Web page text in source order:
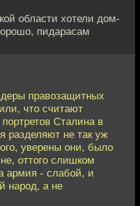
области хотели дом-
пидарасам
правозащитных
что считают
Сталина в
разделяют не так уж
уверены они, было
оттого слишком
армия - слабой, и
народ, а не